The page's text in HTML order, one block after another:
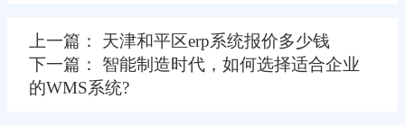
上一篇： 天津和平区erp系统报价多少钱
下一篇： 智能制造时代，如何选择适合企业
的WMS系统?